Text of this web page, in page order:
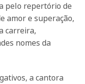
pelo repertório de
amor e superação,
carreira,
nomes da
a cantora